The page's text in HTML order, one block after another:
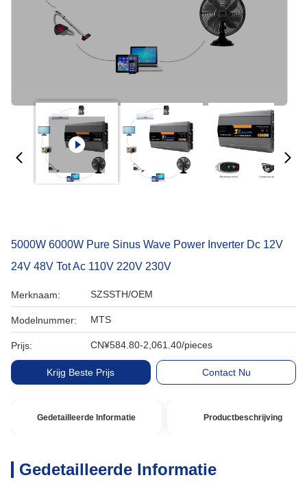
5000W 6000W Pure Sinus Wave Power Inverter Dc 12V
24V 48V Tot Ac 110V 220V 230V
Merknaam: SZSSTH/OEM
Modelnummer: MTS
Prijs: CN¥584.80-2,061.40/pieces
Krijg Beste Prijs Contact Nu
Gedetailleerde Informatie Productbeschrijving
Gedetailleerde Informatie